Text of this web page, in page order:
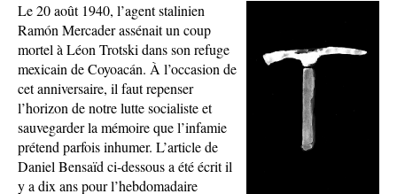
Le 20 août 1940, l’agent stalinien
Ramón Mercader assénait un coup
mortel à Léon Trotski dans son refuge
mexicain de Coyoacán. À l’occasion de
cet anniversaire, il faut repenser
l’horizon de notre lutte socialiste et
sauvegarder la mémoire que l’infamie
prétend parfois inhumer. L’article de
Daniel Bensaïd ci-dessous a été écrit il
y a dix ans pour l’hebdomadaire